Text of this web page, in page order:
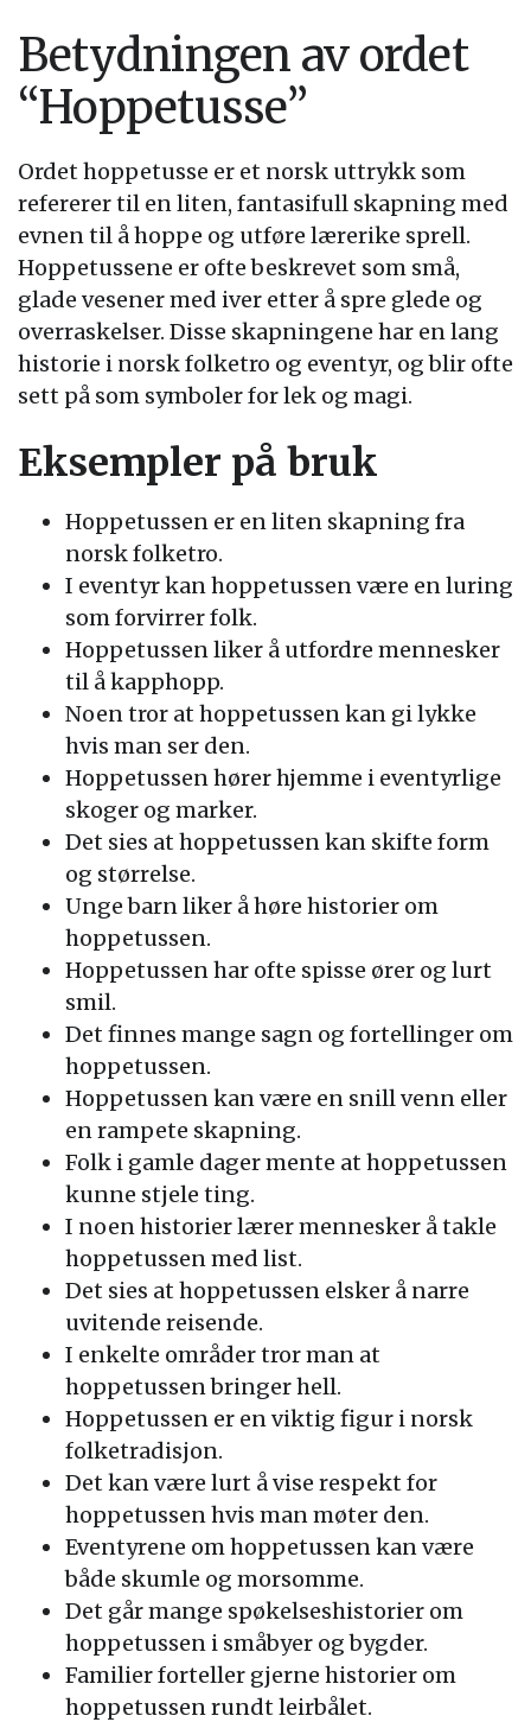
Betydningen av ordet
“Hoppetusse”
Ordet hoppetusse er et norsk uttrykk som
refererer til en liten, fantasifull skapning med
evnen til å hoppe og utføre lærerike sprell.
Hoppetussene er ofte beskrevet som små,
glade vesener med iver etter å spre glede og
overraskelser. Disse skapningene har en lang
historie i norsk folketro og eventyr, og blir ofte
sett på som symboler for lek og magi.
Eksempler på bruk
Hoppetussen er en liten skapning fra
norsk folketro.
I eventyr kan hoppetussen være en luring
som forvirrer folk.
Hoppetussen liker å utfordre mennesker
til å kapphopp.
Noen tror at hoppetussen kan gi lykke
hvis man ser den.
Hoppetussen hører hjemme i eventyrlige
skoger og marker.
Det sies at hoppetussen kan skifte form
og størrelse.
Unge barn liker å høre historier om
hoppetussen.
Hoppetussen har ofte spisse ører og lurt
smil.
Det finnes mange sagn og fortellinger om
hoppetussen.
Hoppetussen kan være en snill venn eller
en rampete skapning.
Folk i gamle dager mente at hoppetussen
kunne stjele ting.
I noen historier lærer mennesker å takle
hoppetussen med list.
Det sies at hoppetussen elsker å narre
uvitende reisende.
I enkelte områder tror man at
hoppetussen bringer hell.
Hoppetussen er en viktig figur i norsk
folketradisjon.
Det kan være lurt å vise respekt for
hoppetussen hvis man møter den.
Eventyrene om hoppetussen kan være
både skumle og morsomme.
Det går mange spøkelseshistorier om
hoppetussen i småbyer og bygder.
Familier forteller gjerne historier om
hoppetussen rundt leirbålet.